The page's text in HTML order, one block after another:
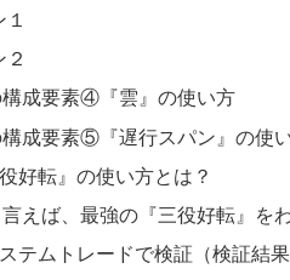
成要素④『雲』の使い方
成要素⑤『遅行スパン』の使
好転』の使い方とは？
えば、最強の『三役好転』を
テムトレードで検証（検証結果